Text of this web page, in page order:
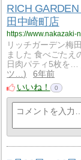
RICH
田中崎町店
https://www.nakazaki-
リッチガーデン梅
ました 食べごたえ
日肉パティ5枚を…
ツ…
6年前
いいね！
0